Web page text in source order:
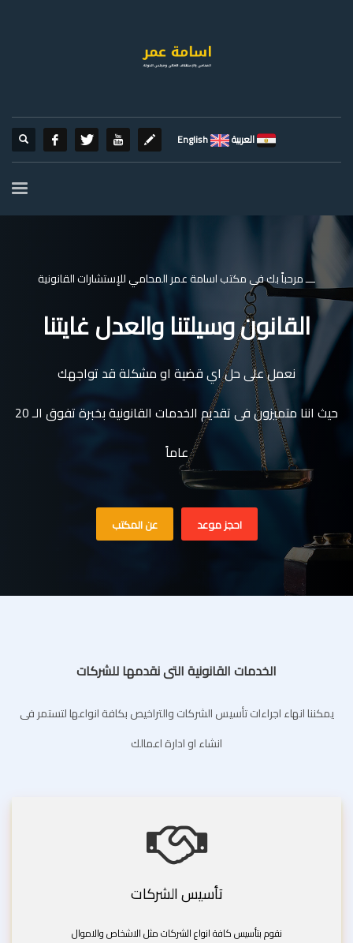
العربية English
ـــ مرحباً بك فى مكتب اسامة عمر المحامي للإستشارات القانونية
القانون وسيلتنا والعدل غايتنا
نعمل على حل اي قضية او مشكلة قد تواجهك
حيث اننا متميزون فى تقديم الخدمات القانونية بخبرة تفوق الـ 20
عاماً
احجز موعد عن المكتب
الخدمات القانونية التى نقدمها للشركات
يمكننا انهاء اجراءات تأسيس الشركات والتراخيص بكافة انواعها لتستمر فى
انشاء او ادارة اعمالك
تأسيس الشركات
نقوم بتأسيس كافة انواع الشركات مثل الاشخاص والاموال